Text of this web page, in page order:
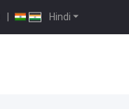
Hindi
|